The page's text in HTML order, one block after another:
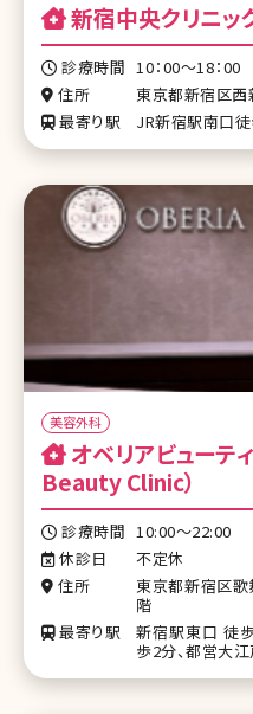
新宿中央クリニッ
診療時間 10：00～18：00
住所
東京都新宿区
最寄り駅
JR新宿駅南口
美容外科
Beauty Clinic）
診療時間 10:00～22:00
休診日
不定休
住所
東京都新宿区
階
最寄り駅
新宿駅東口 徒
歩2分、都営大